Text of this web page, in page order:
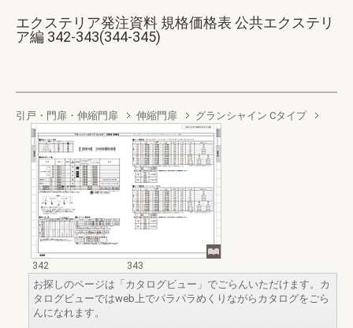
エクステリア発注資料 規格価格表 公共エクステリ
ア編 342-343(344-345)
引戸・門扉・伸縮門扉 伸縮門扉 グランシャイン Cタイプ
342
343
お探しのページは「カタログビュー」でごらんいただけます。カ
タログビューではweb上でパラパラめくりながらカタログをごら
んになれます。